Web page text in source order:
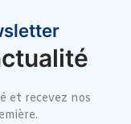
et recevez nos